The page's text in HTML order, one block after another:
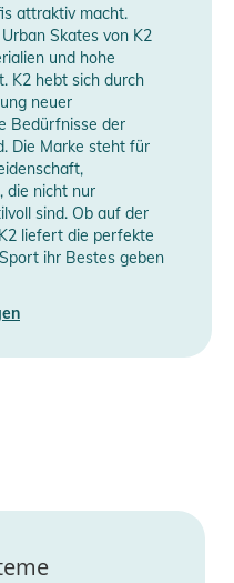
das erste eigene Bike.
Rädern, haben
auch mal hin. Deshalb
Der Helm wurde für kleine
entwickelt. Für Kinder
sie ziehen nur an, was
2 punktet hier mit Form,
die Sicherheit. Denn sie
meisten am Herzen liegt.
2 hat ein
attraktiv macht.
Skates von K2
und hohe
K2 hebt sich durch
neuer
Bedürfnisse der
Die Marke steht für
die nicht nur
sind. Ob auf der
liefert die perfekte
ihr Bestes geben